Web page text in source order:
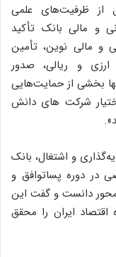
از ظرفیت‌های علمی
و مالی بانک تأکید
و مالی نوین، تأمین
و ریالی، صدور
بخشی از حمایت‌هایی
شرکت های دانش
و اشتغال، بانک
در دوره پساتوافق و
دانست و گفت این
اقتصاد ایران را محقق